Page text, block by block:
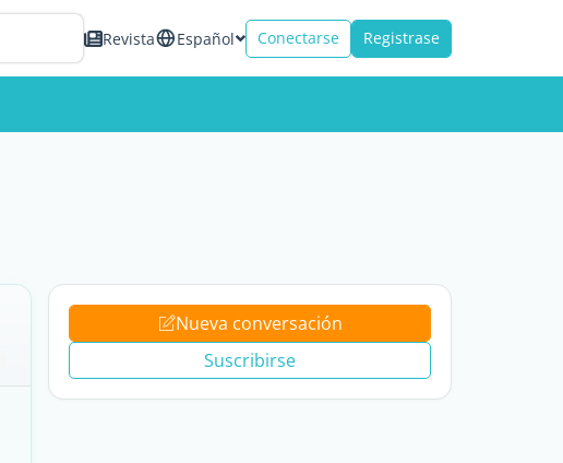
Revista Español Conectarse Registrase
Nueva conversación
Suscribirse